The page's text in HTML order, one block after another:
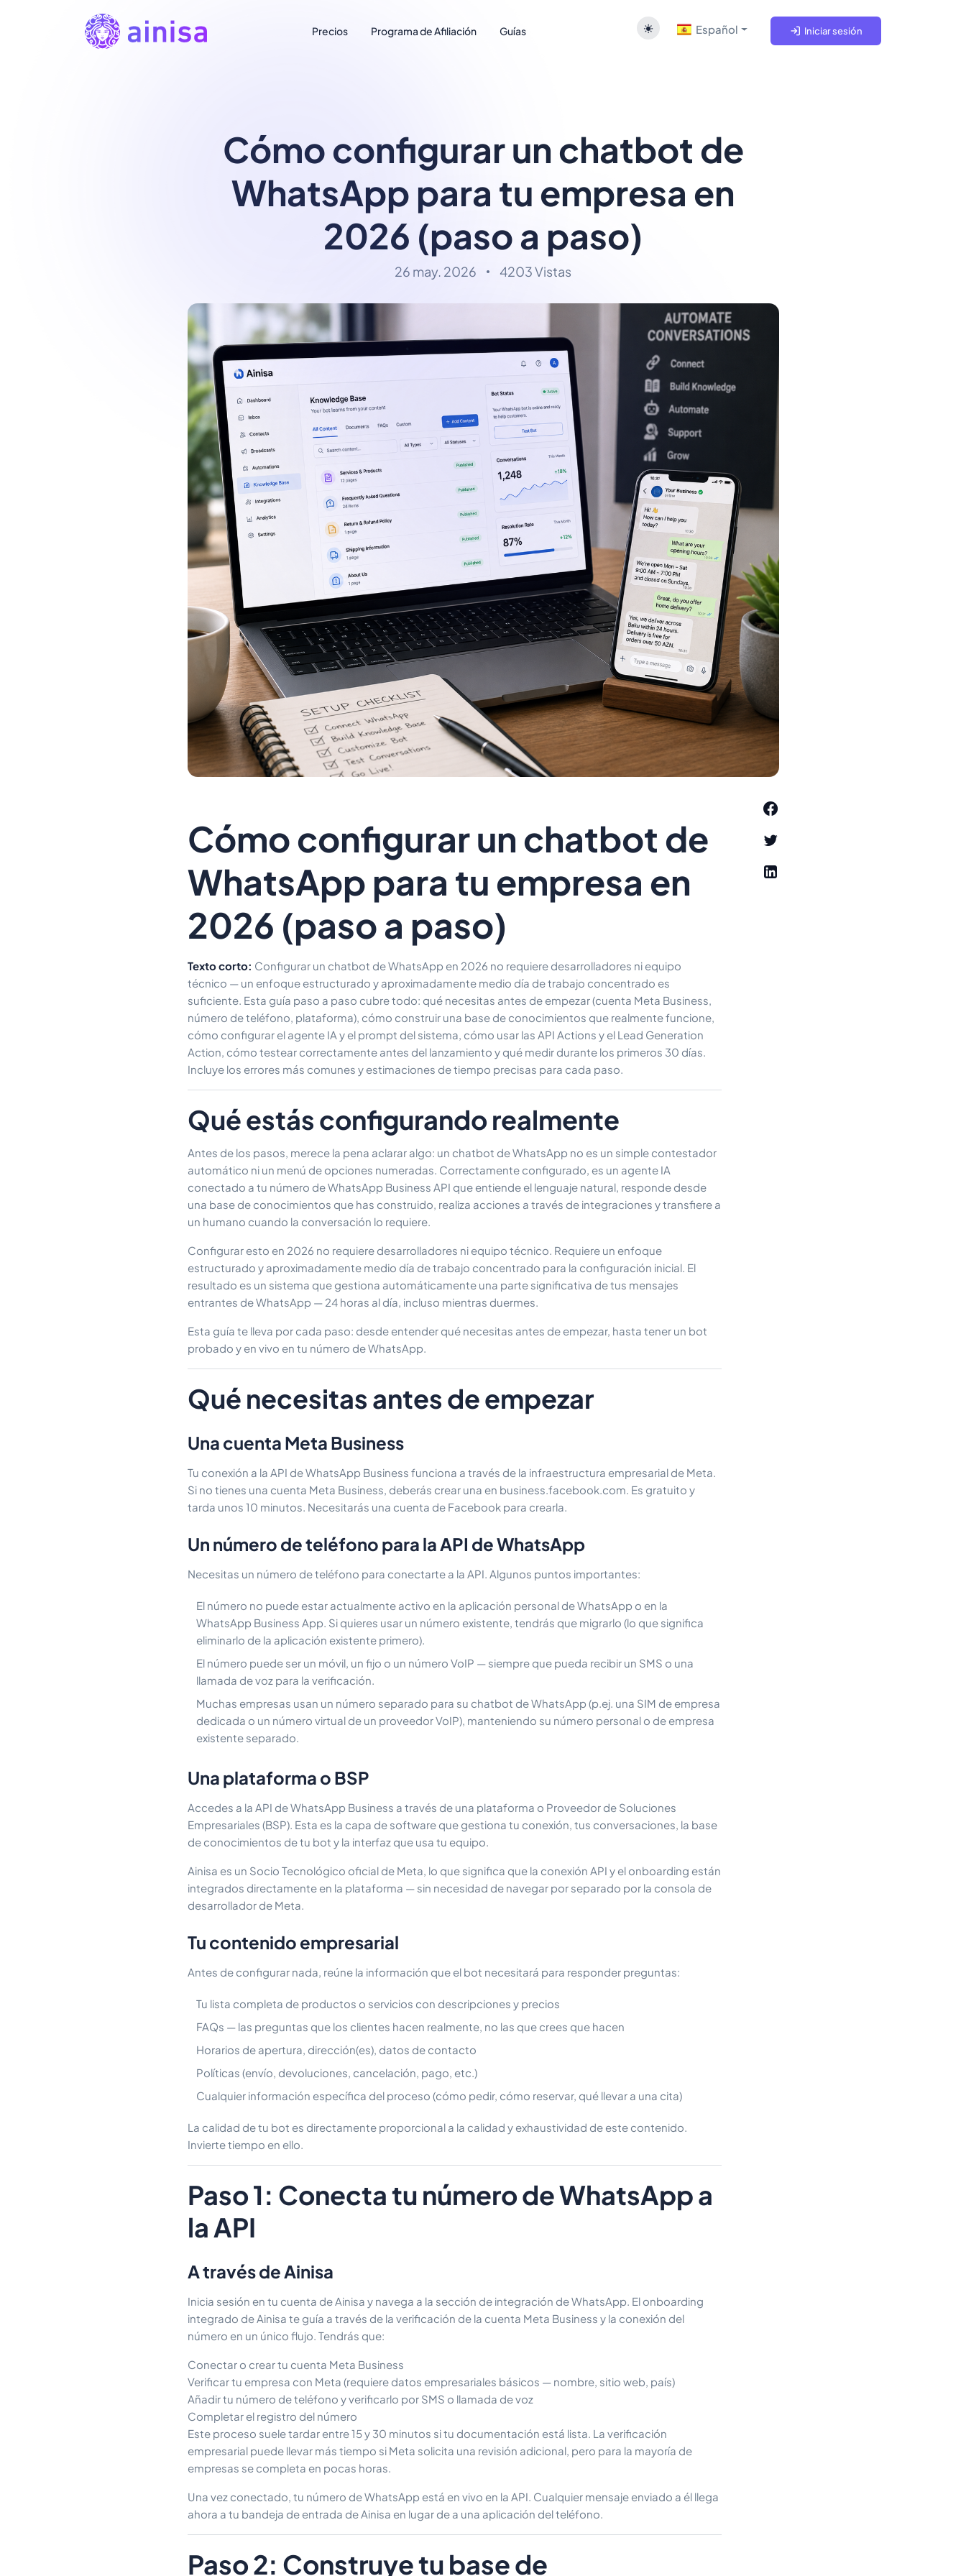
Precios Programa de Afiliación Guías Iniciar sesión
Español
Cómo configurar un chatbot de
WhatsApp para tu empresa en
2026 (paso a paso)
26 may. 2026 4203 Vistas
Cómo configurar un chatbot de
WhatsApp para tu empresa en
2026 (paso a paso)
Texto corto: Configurar un chatbot de WhatsApp en 2026 no requiere desarrolladores ni equipo
técnico — un enfoque estructurado y aproximadamente medio día de trabajo concentrado es
suficiente. Esta guía paso a paso cubre todo: qué necesitas antes de empezar (cuenta Meta Business,
número de teléfono, plataforma), cómo construir una base de conocimientos que realmente funcione,
cómo configurar el agente IA y el prompt del sistema, cómo usar las API Actions y el Lead Generation
Action, cómo testear correctamente antes del lanzamiento y qué medir durante los primeros 30 días.
Incluye los errores más comunes y estimaciones de tiempo precisas para cada paso.
Qué estás configurando realmente
Antes de los pasos, merece la pena aclarar algo: un chatbot de WhatsApp no es un simple contestador
automático ni un menú de opciones numeradas. Correctamente configurado, es un agente IA
conectado a tu número de WhatsApp Business API que entiende el lenguaje natural, responde desde
una base de conocimientos que has construido, realiza acciones a través de integraciones y transfiere a
un humano cuando la conversación lo requiere.
Configurar esto en 2026 no requiere desarrolladores ni equipo técnico. Requiere un enfoque
estructurado y aproximadamente medio día de trabajo concentrado para la configuración inicial. El
resultado es un sistema que gestiona automáticamente una parte significativa de tus mensajes
entrantes de WhatsApp — 24 horas al día, incluso mientras duermes.
Esta guía te lleva por cada paso: desde entender qué necesitas antes de empezar, hasta tener un bot
probado y en vivo en tu número de WhatsApp.
Qué necesitas antes de empezar
Una cuenta Meta Business
Tu conexión a la API de WhatsApp Business funciona a través de la infraestructura empresarial de Meta.
Si no tienes una cuenta Meta Business, deberás crear una en business.facebook.com. Es gratuito y
tarda unos 10 minutos. Necesitarás una cuenta de Facebook para crearla.
Un número de teléfono para la API de WhatsApp
Necesitas un número de teléfono para conectarte a la API. Algunos puntos importantes:
El número no puede estar actualmente activo en la aplicación personal de WhatsApp o en la
WhatsApp Business App. Si quieres usar un número existente, tendrás que migrarlo (lo que significa
eliminarlo de la aplicación existente primero).
El número puede ser un móvil, un fijo o un número VoIP — siempre que pueda recibir un SMS o una
llamada de voz para la verificación.
Muchas empresas usan un número separado para su chatbot de WhatsApp (p.ej. una SIM de empresa
dedicada o un número virtual de un proveedor VoIP), manteniendo su número personal o de empresa
existente separado.
Una plataforma o BSP
Accedes a la API de WhatsApp Business a través de una plataforma o Proveedor de Soluciones
Empresariales (BSP). Esta es la capa de software que gestiona tu conexión, tus conversaciones, la base
de conocimientos de tu bot y la interfaz que usa tu equipo.
Ainisa es un Socio Tecnológico oficial de Meta, lo que significa que la conexión API y el onboarding están
integrados directamente en la plataforma — sin necesidad de navegar por separado por la consola de
desarrollador de Meta.
Tu contenido empresarial
Antes de configurar nada, reúne la información que el bot necesitará para responder preguntas:
Tu lista completa de productos o servicios con descripciones y precios
FAQs — las preguntas que los clientes hacen realmente, no las que crees que hacen
Horarios de apertura, dirección(es), datos de contacto
Políticas (envío, devoluciones, cancelación, pago, etc.)
Cualquier información específica del proceso (cómo pedir, cómo reservar, qué llevar a una cita)
La calidad de tu bot es directamente proporcional a la calidad y exhaustividad de este contenido.
Invierte tiempo en ello.
Paso 1: Conecta tu número de WhatsApp a
la API
A través de Ainisa
Inicia sesión en tu cuenta de Ainisa y navega a la sección de integración de WhatsApp. El onboarding
integrado de Ainisa te guía a través de la verificación de la cuenta Meta Business y la conexión del
número en un único flujo. Tendrás que:
Conectar o crear tu cuenta Meta Business
Verificar tu empresa con Meta (requiere datos empresariales básicos — nombre, sitio web, país)
Añadir tu número de teléfono y verificarlo por SMS o llamada de voz
Completar el registro del número
Este proceso suele tardar entre 15 y 30 minutos si tu documentación está lista. La verificación
empresarial puede llevar más tiempo si Meta solicita una revisión adicional, pero para la mayoría de
empresas se completa en pocas horas.
Una vez conectado, tu número de WhatsApp está en vivo en la API. Cualquier mensaje enviado a él llega
ahora a tu bandeja de entrada de Ainisa en lugar de a una aplicación del teléfono.
Paso 2: Construye tu base de